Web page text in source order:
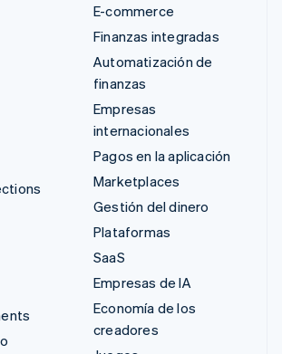
E-commerce
Finanzas integradas
Automatización de
finanzas
Empresas
internacionales
Pagos en la aplicación
Marketplaces
Gestión del dinero
Plataformas
SaaS
Empresas de IA
Economía de los
creadores